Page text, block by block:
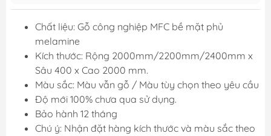
Chất liệu: Gỗ công nghiệp MFC bề mặt phủ
melamine
Kích thước: Rộng 2000mm/2200mm/2400mm x
Sâu 400 x Cao 2000 mm.
Màu sắc: Màu vẫn gỗ / Màu tùy chọn theo yêu cầu
Độ mới 100% chưa qua sử dụng.
Bảo hành 12 tháng
Chú ý: Nhận đặt hàng kích thước và màu sắc theo